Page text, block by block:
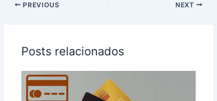
PREVIOUS NEXT
Posts relacionados